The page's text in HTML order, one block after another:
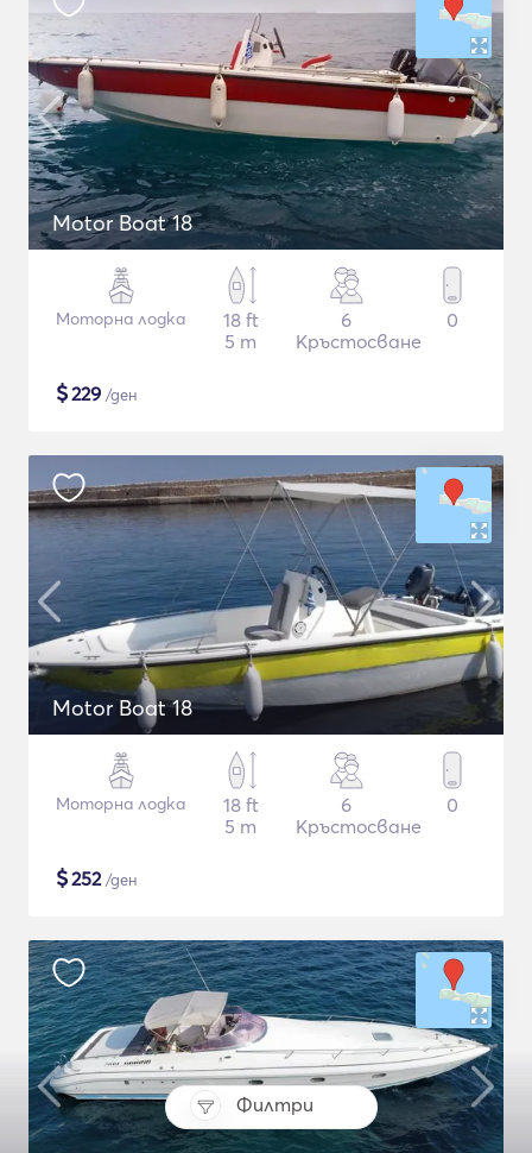
Филтри
Motor Boat 18
Моторна лодка
18 ft
5 m
6
Кръстосване
0
$229 /ден
Motor Boat 18
Моторна лодка
18 ft
5 m
6
Кръстосване
0
$252/ден